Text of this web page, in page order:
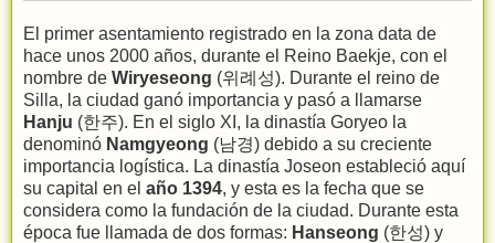
El primer asentamiento registrado en la zona data de
hace unos 2000 años, durante el Reino Baekje, con el
nombre de Wiryeseong (위례성). Durante el reino de
Silla, la ciudad ganó importancia y pasó a llamarse
Hanju (한주). En el siglo XI, la dinastía Goryeo la
denominó Namgyeong (남경) debido a su creciente
importancia logística. La dinastía Joseon estableció aquí
su capital en el año 1394, y esta es la fecha que se
considera como la fundación de la ciudad. Durante esta
época fue llamada de dos formas: Hanseong (한성) y